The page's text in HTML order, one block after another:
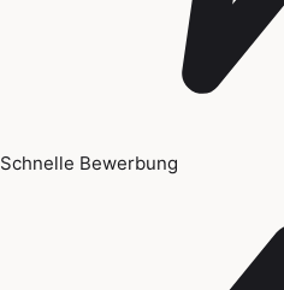
Schnelle Bewerbung